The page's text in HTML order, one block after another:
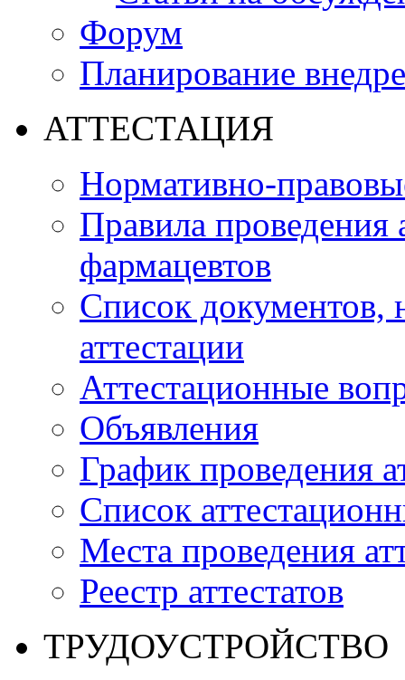
Форум
Планирование
АТТЕСТАЦИЯ
Нормативно-
Правила проведения
фармацевтов
Список документов,
аттестации
Аттестационные
Объявления
График проведения
Список
Места проведения
Реестр аттестатов
ТРУДОУСТРОЙСТВО